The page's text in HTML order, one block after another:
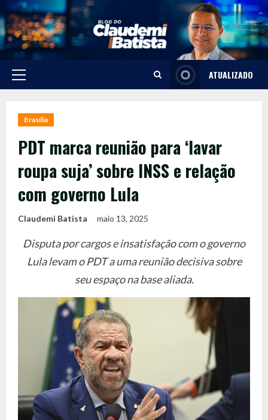
Skip
to
content
Primary
ATUALIZADO
Brasília
PDT marca reunião para ‘lavar
roupa suja’ sobre INSS e relação
com governo Lula
Claudemi Batista maio 13, 2025
Disputa por cargos e insatisfação com o governo
Lula levam o PDT a uma reunião decisiva sobre
seu espaço na base aliada.